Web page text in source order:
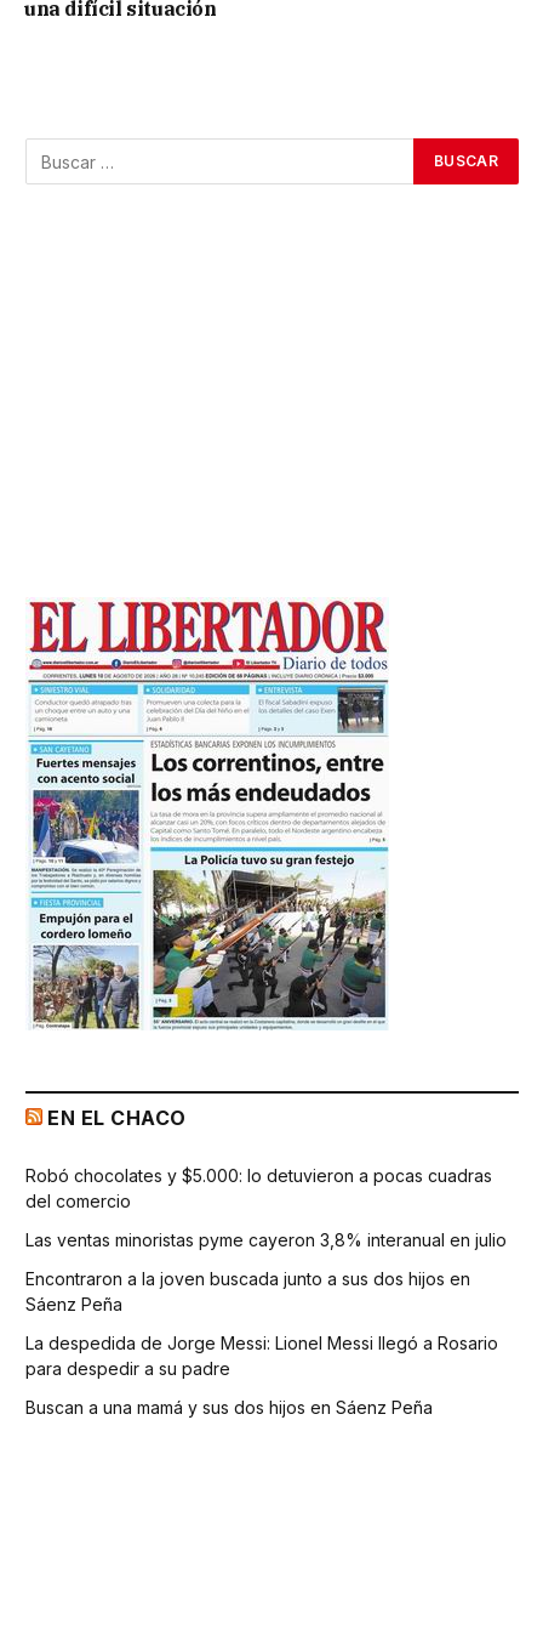
una difícil situación
EN EL CHACO
Robó chocolates y $5.000: lo detuvieron a pocas cuadras
del comercio
Las ventas minoristas pyme cayeron 3,8% interanual en julio
Encontraron a la joven buscada junto a sus dos hijos en
Sáenz Peña
La despedida de Jorge Messi: Lionel Messi llegó a Rosario
para despedir a su padre
Buscan a una mamá y sus dos hijos en Sáenz Peña